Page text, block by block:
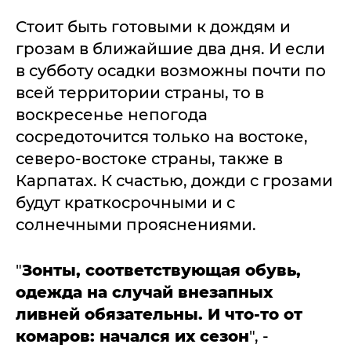
Стоит быть готовыми к дождям и
грозам в ближайшие два дня. И если
в субботу осадки возможны почти по
всей территории страны, то в
воскресенье непогода
сосредоточится только на востоке,
северо-востоке страны, также в
Карпатах. К счастью, дожди с грозами
будут краткосрочными и с
солнечными прояснениями.
"Зонты, соответствующая обувь,
одежда на случай внезапных
ливней обязательны. И что-то от
комаров: начался их сезон", -